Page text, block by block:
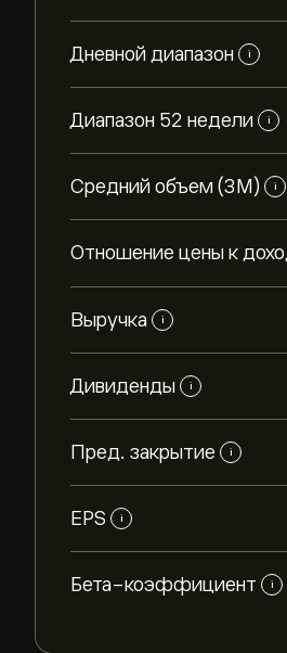
Дневной диапазон i
Диапазон 52 недели i
Средний объем (3М) i
Отношение цены к
Выручка i
Дивиденды i
Пред. закрытие i
EPS i
Бета-коэффициент i